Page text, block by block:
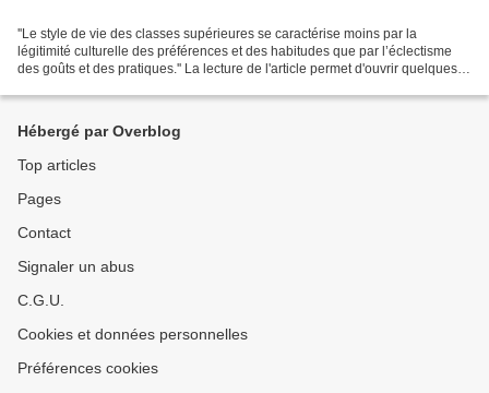
''Le style de vie des classes supérieures se caractérise moins par la
légitimité culturelle des préférences et des habitudes que par l’éclectisme
des goûts et des pratiques.'' La lecture de l'article permet d'ouvrir quelques
Hébergé par Overblog
Top articles
Pages
Contact
Signaler un abus
C.G.U.
Cookies et données personnelles
Préférences cookies